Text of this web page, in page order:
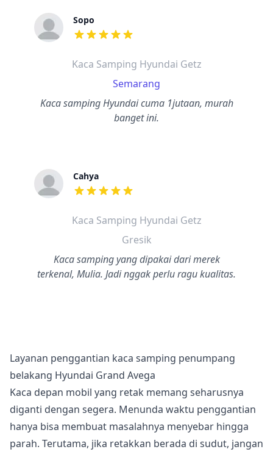
Sopo
dari ulasan adalah bintang lima
Kaca Samping Hyundai Getz
Semarang
Kaca samping Hyundai cuma 1jutaan, murah
banget ini.
Cahya
dari ulasan adalah bintang lima
Kaca Samping Hyundai Getz
Gresik
Kaca samping yang dipakai dari merek
terkenal, Mulia. Jadi nggak perlu ragu kualitas.
Layanan penggantian kaca samping penumpang
belakang Hyundai Grand Avega
Kaca depan mobil yang retak memang seharusnya
diganti dengan segera. Menunda waktu penggantian
hanya bisa membuat masalahnya menyebar hingga
parah. Terutama, jika retakkan berada di sudut, jangan